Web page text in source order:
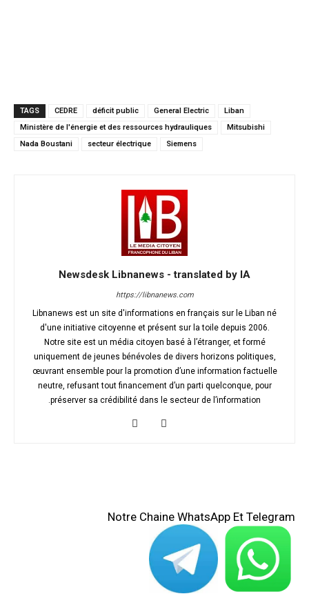
TAGS CEDRE déficit public General Electric
Liban
Ministère de l'énergie et des ressources hydrauliques
Mitsubishi
Nada Boustani
secteur électrique Siemens
Newsdesk Libnanews - translated by IA
https://libnanews.com
Libnanews est un site d'informations en français sur le Liban né
d'une initiative citoyenne et présent sur la toile depuis 2006.
Notre site est un média citoyen basé à l’étranger, et formé
uniquement de jeunes bénévoles de divers horizons politiques,
œuvrant ensemble pour la promotion d’une information factuelle
neutre, refusant tout financement d’un parti quelconque, pour
préserver sa crédibilité dans le secteur de l’information.
Notre Chaine WhatsApp Et Telegram